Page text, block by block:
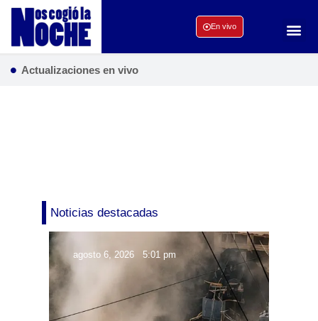
En vivo
Actualizaciones en vivo
Noticias destacadas
agosto 6, 2026 5:01 pm